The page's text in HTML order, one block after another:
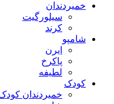
خمیردندان
سیلورگیت
کرند
شامپو
ایرن
پاکرخ
لطیفه
کودک
خمیردندان